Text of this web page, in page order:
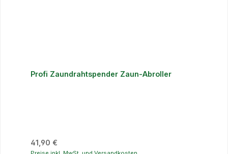
Profi Zaundrahtspender Zaun-Abroller
Regulärer Preis:
41,90 €